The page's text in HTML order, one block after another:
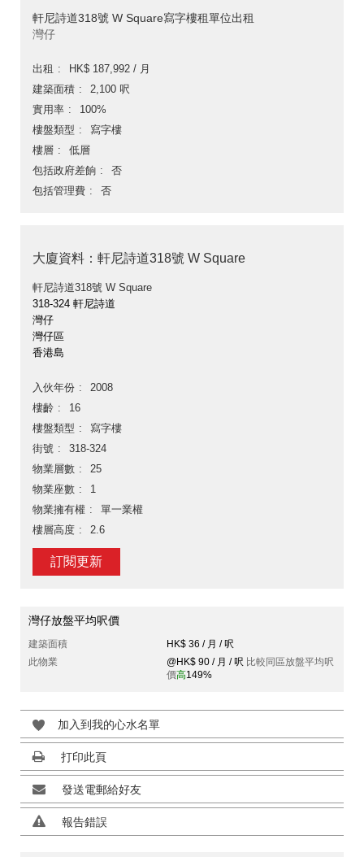
軒尼詩道318號 W Square寫字樓租單位出租
灣仔
出租
HK$ 187,992 / 月
建築面積
2,100 呎
實用率
100%
樓盤類型
寫字樓
樓層
低層
包括政府差餉
否
包括管理費
否
大廈資料：軒尼詩道318號 W Square
軒尼詩道318號 W Square
318-324 軒尼詩道
灣仔
灣仔區
香港島
入伙年份
2008
樓齡
16
樓盤類型
寫字樓
街號
318-324
物業層數
25
物業座數
1
物業擁有權
單一業權
樓層高度
2.6
訂閱更新
灣仔放盤平均呎價
建築面積
HK$ 36 / 月 / 呎
此物業
@HK$ 90 / 月 / 呎 比較同區放盤平均呎
價高149%
加入到我的心水名單
打印此頁
發送電郵給好友
報告錯誤